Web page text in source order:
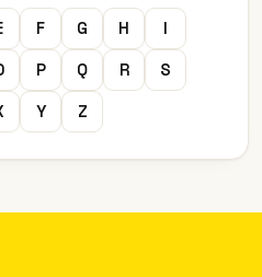
F G H
I
P Q R
S
Y Z